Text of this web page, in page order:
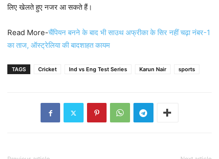
लिए खेलते हुए नजर आ सकते हैं।
Read More-चैंपियन बनने के बाद भी साउथ अफ्रीका के सिर नहीं चढ़ा नंबर-1
का ताज, ऑस्ट्रेलिया की बादशाहत कायम
TAGS Cricket Ind vs Eng Test Series Karun Nair sports